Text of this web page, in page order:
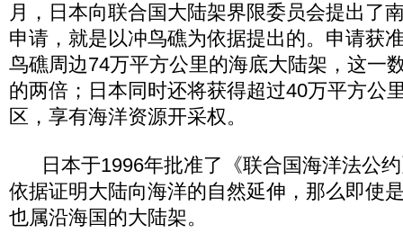
月，日本向联合国大陆架界限委员会提出了
申请，就是以冲鸟礁为依据提出的。申请获
鸟礁周边74万平方公里的海底大陆架，这一
的两倍；日本同时还将获得超过40万平方公
区，享有海洋资源开采权。
日本于1996年批准了《联合国海洋法公约
依据证明大陆向海洋的自然延伸，那么即使
也属沿海国的大陆架。